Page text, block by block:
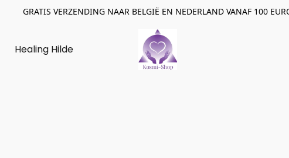
GRATIS VERZENDING NAAR BELGIË EN NEDERLAND VANAF 100
Healing Hilde